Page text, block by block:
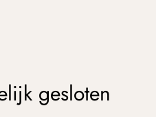
gesloten